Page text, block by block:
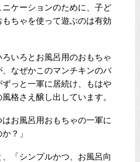
ケーションのために、子ど
もちゃを使って遊ぶのは有効
いろとお風呂用のおもちゃ
、なぜかこのマンチキンのバ
ずっと一軍に居続け、もはや
格さえ醸し出しています。
はお風呂用おもちゃの一軍に
？」
「シンプルかつ、お風呂向